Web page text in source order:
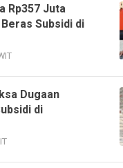
Rp357 Juta
Subsidi di
Dugaan
di